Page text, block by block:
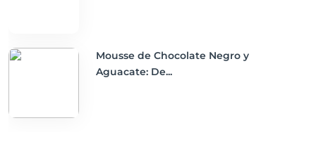
Mousse de Chocolate Negro y
Aguacate: De...